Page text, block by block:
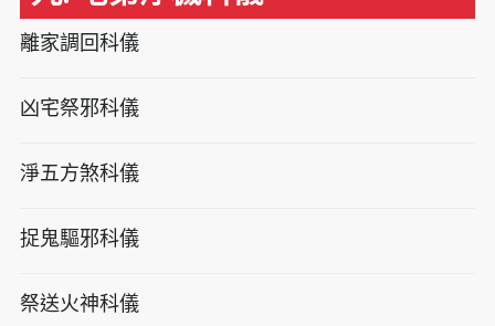
離家調回科儀
凶宅祭邪科儀
淨五方煞科儀
捉鬼驅邪科儀
祭送火神科儀